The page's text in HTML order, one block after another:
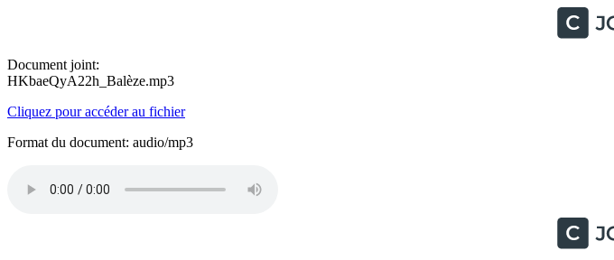
Document joint:
HKbaeQyA22h_Balèze.mp3
Cliquez pour accéder au fichier
Format du document: audio/mp3